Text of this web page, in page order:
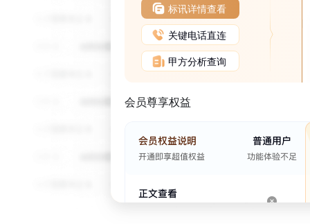
标讯详情查看
关键电话直连
甲方分析查询
会员尊享权益